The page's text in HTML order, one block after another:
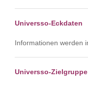
Universso-Eckdaten
Informationen werden
Universso-Zielgruppe